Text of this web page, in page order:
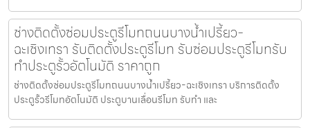
ช่างติดตั้งซ่อมประตูรีโมทถนนบางน้ำเปรี้ยว-
ฉะเชิงเทรา รับติดตั้งประตูรีโมท รับซ่อมประตูรีโมทรับ
ทำประตูรั้วอัตโนมัติ ราคาถูก
ช่างติดตั้งซ่อมประตูรีโมทถนนบางน้ำเปรี้ยว-ฉะเชิงเทรา บริการติดตั้ง
ประตูรั้วรีโมทอัตโนมัติ ประตูบานเลื่อนรีโมท รับทำ และ